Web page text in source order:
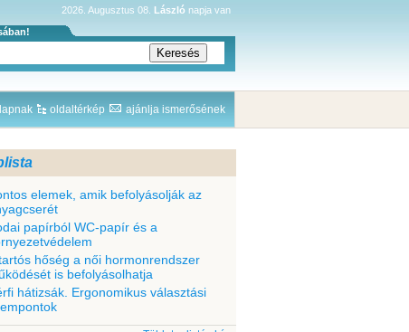
2026. Augusztus 08. László napja van
oldaltérkép ajánlja ismerősének
elemek, amik befolyásolják az
papírból WC-papír és a
hőség a női hormonrendszer
is befolyásolhatja
hátizsák. Ergonomikus választási